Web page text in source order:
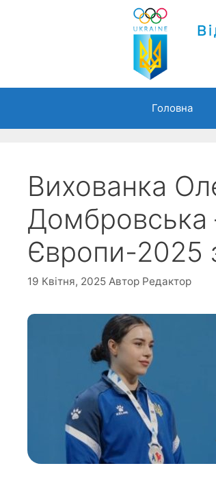
Головна
Вихованка
Домбровська
Європи-2025
19 Квітня, 2025 Автор Редактор